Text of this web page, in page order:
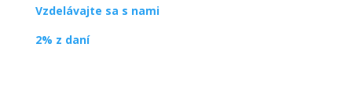
Vzdelávajte sa s nami
2% z daní